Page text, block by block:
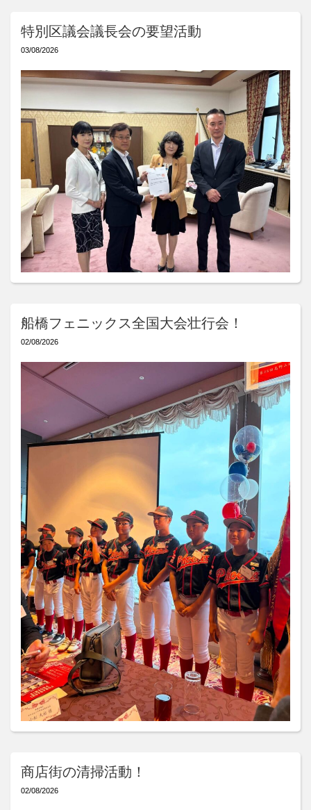
特別区議会議長会の要望活動
03/08/2026
船橋フェニックス全国大会壮行会！
02/08/2026
商店街の清掃活動！
02/08/2026